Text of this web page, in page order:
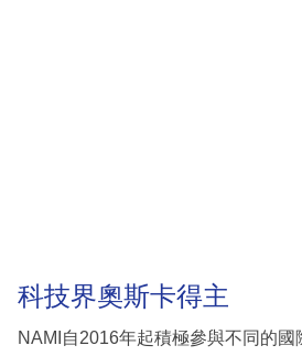
科技界奧斯卡得主
NAMI自2016年起積極參與不同的國